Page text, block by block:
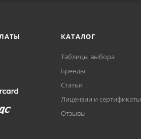
КАТАЛОГ
Таблицы выбора
Бренды
Статьи
Лицензии и сертификаты
Отзывы